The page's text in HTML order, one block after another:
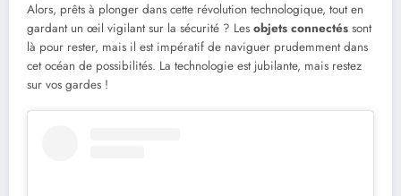
Alors, prêts à plonger dans cette révolution technologique, tout en
gardant un œil vigilant sur la sécurité ? Les objets connectés sont
là pour rester, mais il est impératif de naviguer prudemment dans
cet océan de possibilités. La technologie est jubilante, mais restez
sur vos gardes !